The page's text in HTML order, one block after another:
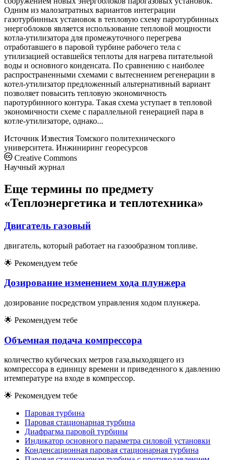
Одним из малозатратных вариантов интеграции
газотурбинных установок в тепловую схему паротурбинных
энергоблоков является использование тепловой мощности
котла-утилизатора для промежуточного перегрева
отработавшего в паровой турбине рабочего тела с
утилизацией оставшейся теплоты для нагрева питательной
воды и основного конденсата. По сравнению с наиболее
распространенными схемами с вытеснением регенерации в
котел-утилизатор предложенный альтернативный вариант
позволяет повысить тепловую экономичность
паротурбинного контура. Такая схема уступает в тепловой
экономичности схеме с параллельной генерацией пара в
котле-утилизаторе, однако...
Источник Известия Томского политехнического
университета. Инжиниринг георесурсов
Creative Commons
Научный журнал
Еще термины по предмету
«Теплоэнергетика и теплотехника»
Двигатель газовый
двигатель, который работает на газообразном топливе.
🌟 Рекомендуем тебе
Дозирование изменением хода плунжера
дозирование посредством управления ходом плунжера.
🌟 Рекомендуем тебе
Объемная подача компрессора
количество кубических метров газа,выходящего из
компрессора в единицу времени и приведенного к давлению
итемпературе на входе в компрессор.
🌟 Рекомендуем тебе
Паровая турбина
Паровая стационарная турбина
Диафрагма паровой турбины
Индикатор основного параметра силовой установки
Конденсационная паровая стационарная турбина